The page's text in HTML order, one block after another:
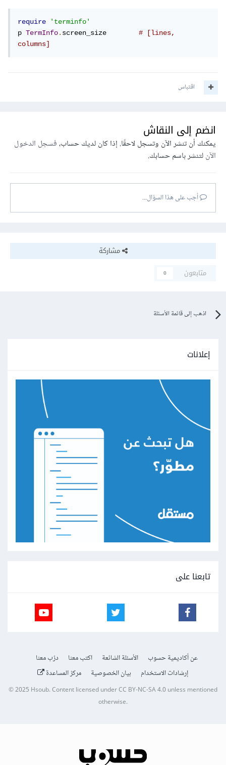
require
'terminfo'
p TermInfo.screen_size # [lines,
columns]
اقتباس
انضم إلى النقاش
يمكنك أن تنشر الآن وتسجل لاحقًا. إذا كان لديك حساب،فسجل الدخول
الآنلتنشر باسم حسابك.
أجب على هذا السؤال...
مشاركة
متابعون
0
اذهب إلى قائمة الأسئلة
إعلانات
تابعنا على
عن أكاديمية حسوب الأسئلة الشائعة اكتب معنا
درّب معنا
إرشادات الاستخدام
بيان الخصوصية مركز المساعدة
© 2025Hsoub.Content licensed underCC BY-NC-SA 4.0unless mentioned
otherwise.